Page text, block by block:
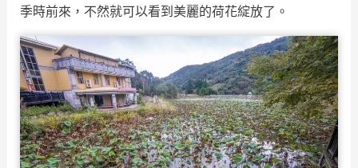
季時前來，不然就可以看到美麗的荷花綻放了。